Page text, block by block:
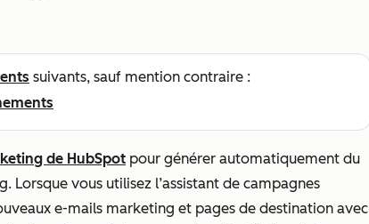
suivants, sauf mention contraire :
de HubSpot pour générer automatiquement du
Lorsque vous utilisez l’assistant de campagnes
e-mails marketing et pages de destination avec